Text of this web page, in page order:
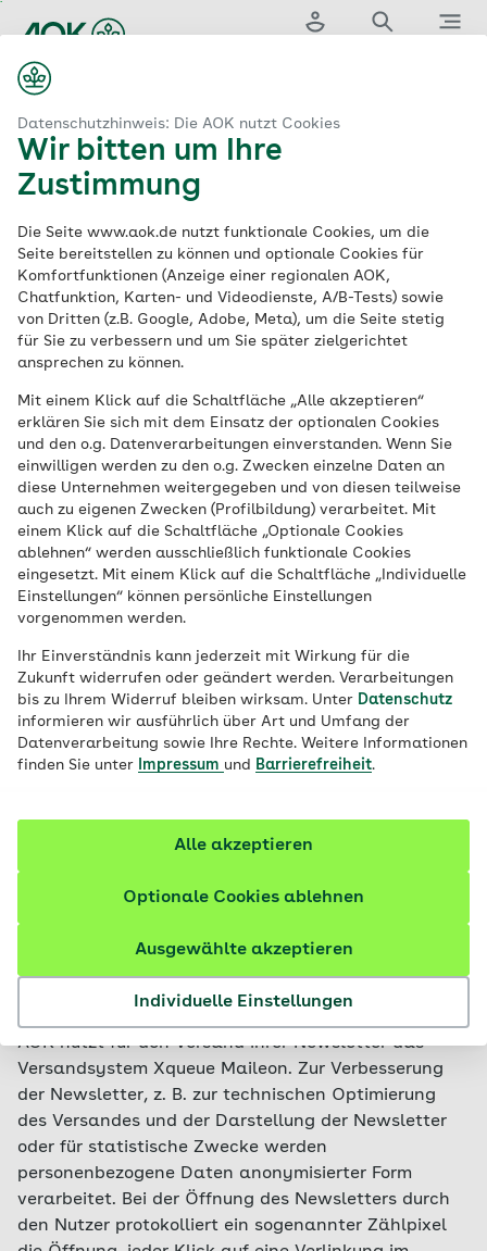
Datenschutzhinweis: Die AOK nutzt Cookies
Wir bitten um Ihre
Zustimmung
Die Seite www.aok.de nutzt funktionale Cookies, um die
Seite bereitstellen zu können und optionale Cookies für
Komfortfunktionen (Anzeige einer regionalen AOK,
Chatfunktion, Karten- und Videodienste, A/B-Tests) sowie
von Dritten (z.B. Google, Adobe, Meta), um die Seite stetig
für Sie zu verbessern und um Sie später zielgerichtet
ansprechen zu können.
Mit einem Klick auf die Schaltfläche „Alle akzeptieren“
erklären Sie sich mit dem Einsatz der optionalen Cookies
und den o.g. Datenverarbeitungen einverstanden. Wenn Sie
einwilligen werden zu den o.g. Zwecken einzelne Daten an
diese Unternehmen weitergegeben und von diesen teilweise
auch zu eigenen Zwecken (Profilbildung) verarbeitet. Mit
einem Klick auf die Schaltfläche „Optionale Cookies
ablehnen“ werden ausschließlich funktionale Cookies
eingesetzt. Mit einem Klick auf die Schaltfläche „Individuelle
Einstellungen“ können persönliche Einstellungen
vorgenommen werden.
Ihr Einverständnis kann jederzeit mit Wirkung für die
Zukunft widerrufen oder geändert werden. Verarbeitungen
bis zu Ihrem Widerruf bleiben wirksam. Unter Datenschutz
informieren wir ausführlich über Art und Umfang der
Datenverarbeitung sowie Ihre Rechte. Weitere Informationen
finden Sie unter
Impressum und Barrierefreiheit.
Individuelle Einstellungen
Ausgewählte akzeptieren
Optionale Cookies ablehnen
Alle akzeptieren
Hauptinhalt
springen
Datenschutz in
digitalen Medien
oder Anwendungen
Die AOK schützt personenbezogene Daten
digitalen Medien und Anwendungen,
insbesondere in Bezug auf Newsletter,
Apps, Social Media sowie der
elektronischen Patientenakte gespeichert
werden.
Berechtigungen in Apps
Die AOK bietet ihren Versicherten eine Vielzahl von
Apps zur Nutzung an. Die für den Betrieb einer App
notwendigen Berechtigungen bzw. erforderlichen
Zugriffe und Nutzungsbedingungen können Sie im
Newsletter-Tracking
Regionaler Newsletter über die
Arbeitsgemeinschaft AOK-Bundesverband
Um aktuelle Informationen von Ihrer AOK zu
AOK nutzt für den Versand ihrer Newsletter das
Versandsystem Xqueue Maileon. Zur Verbesserung
der Newsletter, z. B. zur technischen Optimierung
des Versandes und der Darstellung der Newsletter
oder für statistische Zwecke werden
personenbezogene Daten anonymisierter Form
verarbeitet. Bei der Öffnung des Newsletters durch
den Nutzer protokolliert ein sogenannter Zählpixel